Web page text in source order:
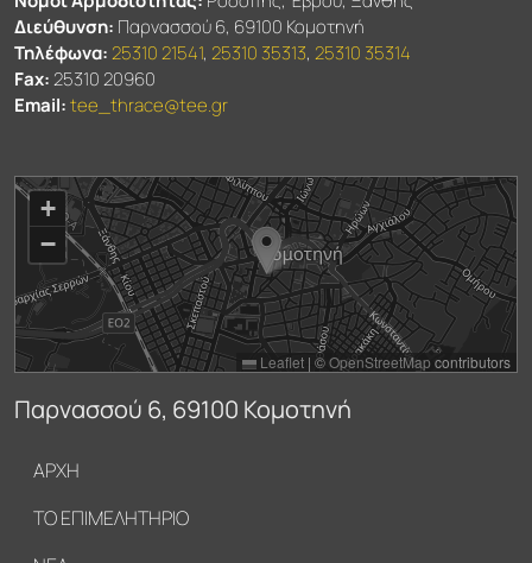
Διεύθυνση: Παρνασσού 6, 69100 Κομοτηνή
Τηλέφωνα:25310 21541,25310 35313,25310 35314
Fax:25310 20960
Email:tee_thrace@tee.gr
Υποσέλιδο
ΑΡΧΗ
ΤΟ ΕΠΙΜΕΛΗΤΗΡΙΟ
+
−
Leaflet | ©OpenStreetMap contributors
Παρνασσού 6, 69100 Κομοτηνή